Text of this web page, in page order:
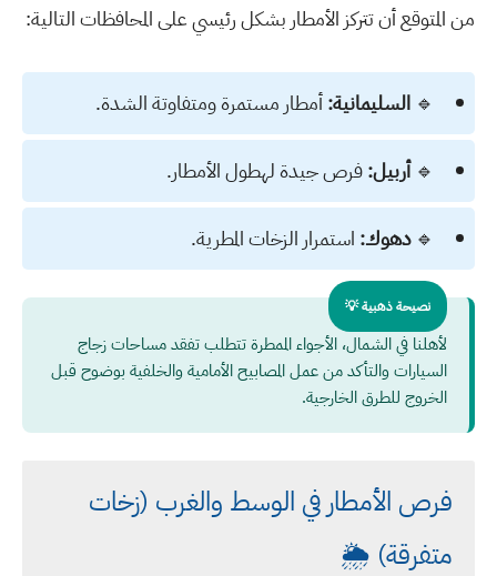
من المتوقع أن تتركز الأمطار بشكل رئيسي على المحافظات التالية:
🔹 السليمانية:أمطار مستمرة ومتفاوتة الشدة.
🔹أربيل:فرص جيدة لهطول الأمطار.
🔹دهوك: استمرار الزخات المطرية.
نصيحة ذهبية 💡
لأهلنا في الشمال، الأجواء الممطرة تتطلب تفقد مساحات زجاج
السيارات والتأكد من عمل المصابيح الأمامية والخلفية بوضوح قبل
الخروج للطرق الخارجية.
فرص الأمطار في الوسط والغرب (زخات
متفرقة) 🌦️